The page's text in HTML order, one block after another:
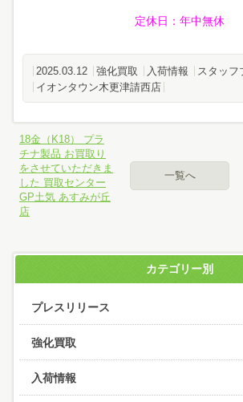
定休日 ：年中無休
2025.03.12 強化買取 入荷情報
スタッフ
イオンタウン木更津請西店
18金（K18） プラ
チナ製品 お買取り
をさせていただきま
した 買取センター
GP土気 あすみが丘
店
一覧へ
カテゴリー別
プレスリリース
強化買取
入荷情報